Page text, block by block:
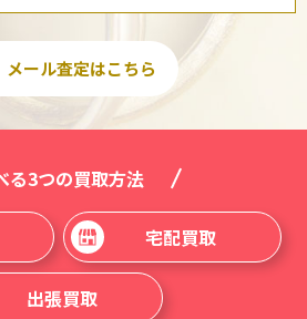
メール査定はこちら
る3つの買取方法
宅配買取
出張買取